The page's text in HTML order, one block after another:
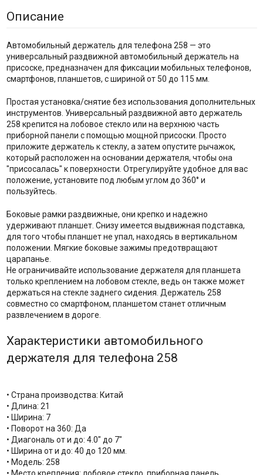
Описание
Автомобильный держатель для телефона 258 — это
универсальный раздвижной автомобильный держатель на
присоске, предназначен для фиксации мобильных телефонов,
смартфонов, планшетов, c шириной от 50 до 115 мм.
Простая установка/снятие без использования дополнительных
инструментов. Универсальный раздвижной авто держатель
258 крепится на лобовое стекло или на верхнюю часть
приборной панели с помощью мощной присоски. Просто
приложите держатель к стеклу, а затем опустите рычажок,
который расположен на основании держателя, чтобы она
"присосалась" к поверхности. Отрегулируйте удобное для вас
положение, установите под любым углом до 360° и
пользуйтесь.
Боковые рамки раздвижные, они крепко и надежно
удерживают планшет. Снизу имеется выдвижная подставка,
для того чтобы планшет не упал, находясь в вертикальном
положении. Мягкие боковые зажимы предотвращают
царапанье.
Не ограничивайте использование держателя для планшета
только креплением на лобовом стекле, ведь он также может
держаться на стекле заднего сидения. Держатель 258
совместно со смартфоном, планшетом станет отличным
развлечением в дороге.
Характеристики автомобильного
держателя для телефона 258
• Страна производства: Китай
• Длина: 21
• Ширина: 7
• Поворот на 360: Да
• Диагональ от и до: 4.0" до 7"
• Ширина от и до: 40 до 120 мм.
• Модель: 258